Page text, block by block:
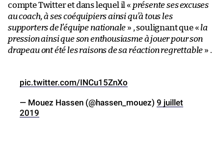
compte Twitter et dans lequel il « présente ses excuses
au coach, à ses coéquipiers ainsi qu’à tous les
supporters de l’équipe nationale » , soulignant que « la
pression ainsi que son enthousiasme à jouer pour son
drapeau ont été les raisons de sa réaction regrettable » .
pic.twitter.com/INCu15ZnXo
— Mouez Hassen (@hassen_mouez) 9 juillet
2019